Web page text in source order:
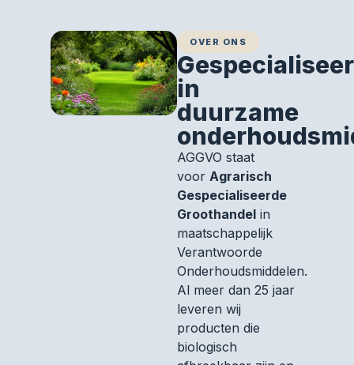
OVER ONS
in
duurzame
AGGVO staat
voor Agrarisch
Gespecialiseerde
Groothandel in
maatschappelijk
Verantwoorde
Onderhoudsmiddelen.
Al meer dan 25 jaar
leveren wij
producten die
biologisch